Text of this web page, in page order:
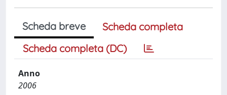
Scheda breve
Scheda completa
Scheda completa (DC)
Anno
2006